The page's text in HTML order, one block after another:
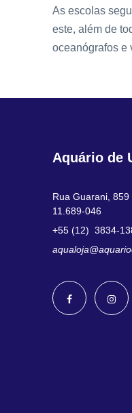
As escolas
este, além de
oceanógrafos e
Aquário de
Rua Guarani, 859
11.689-046
+55 (12) 3834-